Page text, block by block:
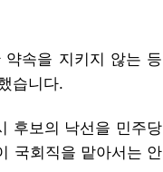
약속을 지키지 않는 등
습니다.
후보의 낙선을 민주당
국회직을 맡아서는 안